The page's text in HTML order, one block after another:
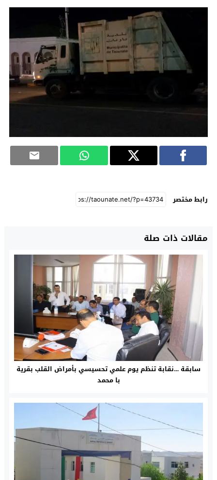
رابط مختصر
مقالات ذات صلة
سابقة …نقابة تنظم يوم علمي تحسيسي بأمراض القلب بقرية
با محمد